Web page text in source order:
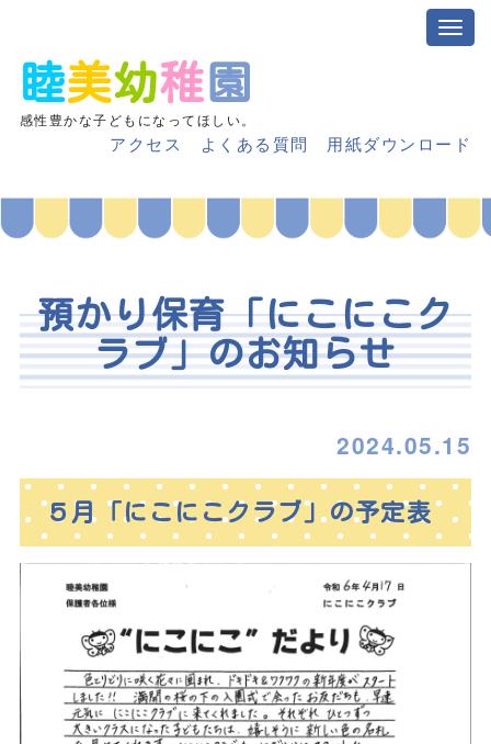
睦美幼稚 園
感性豊かな子どもになってほしい。
アクセス よくある質問 用紙ダウンロード
預かり保育「にこにこク
ラブ」のお知らせ
2024.05.15
５月「にこにこクラブ」の予定表